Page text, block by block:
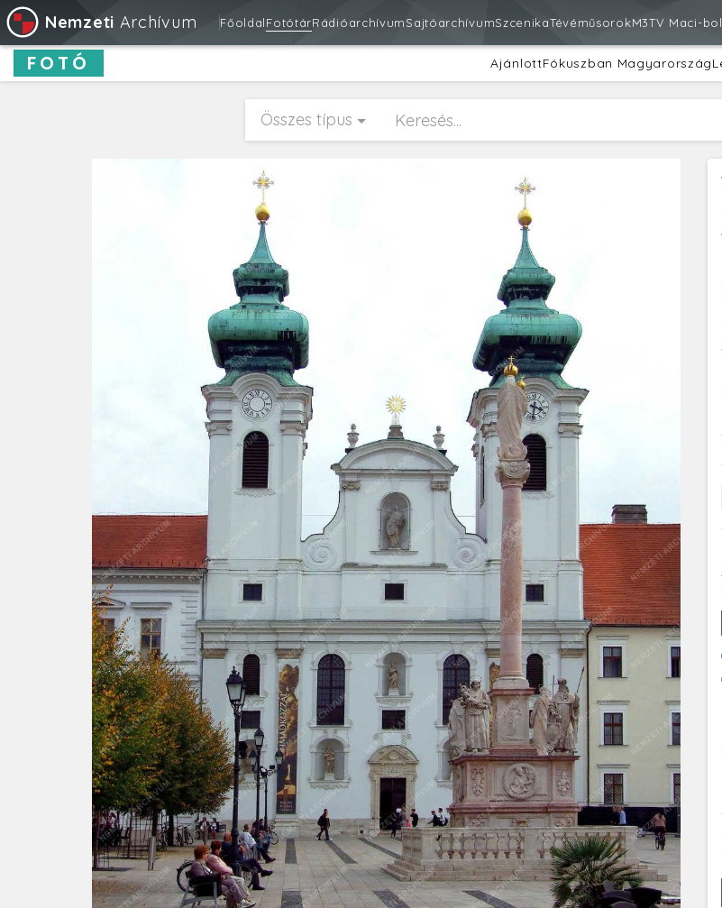
Nemzeti Archívum FőoldalFotótárRádióarchívumSajtóarchívumSzcenikaTévéműsorokM3TV Maci-
FOTÓ AjánlottFókuszban Magyarország
Összes típus